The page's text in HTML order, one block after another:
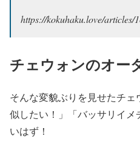
https://kokuhaku.love/articles/
チェウォンのオー
そんな変貌ぶりを見せたチ
似したい！」「バッサリイ
いはず！